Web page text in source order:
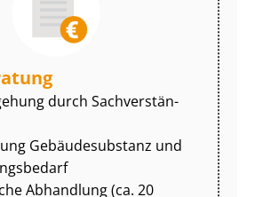
durch Sach­ver­stän­
Gebäudesubstanz und
Abhandlung (ca. 20